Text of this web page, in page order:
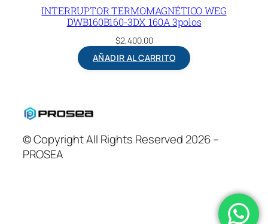
INTERRUPTOR TERMOMAGNÉTICO WEG
DWB160B160-3DX 160A 3polos
$2,400.00
AÑADIR AL CARRITO
© Copyright All Rights Reserved 2026 –
PROSEA